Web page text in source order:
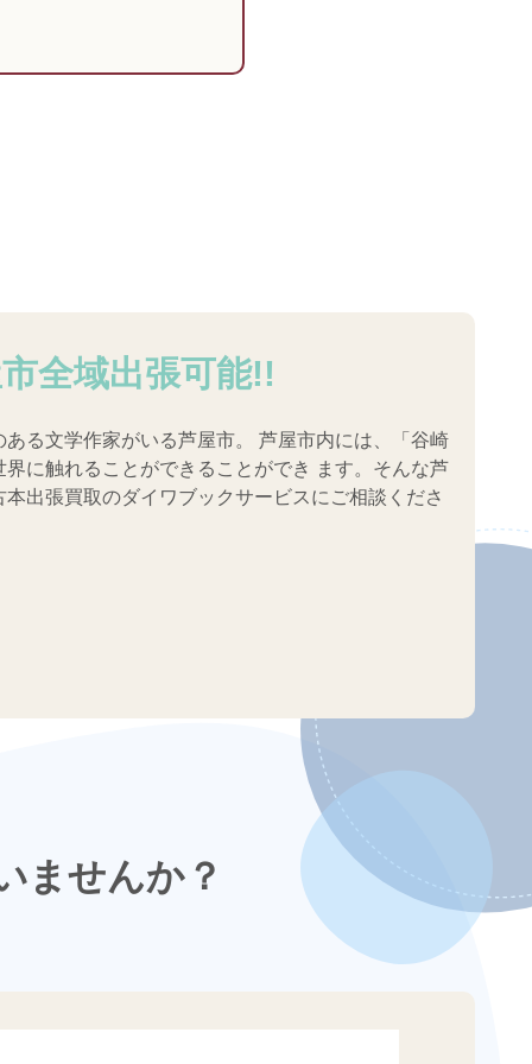
全域出張可能!!
る文学作家がいる芦屋市。 芦屋市内には、「谷崎
に触れることができることができ ます。そんな芦
出張買取のダイワブックサービスにご相談くださ
ませんか？